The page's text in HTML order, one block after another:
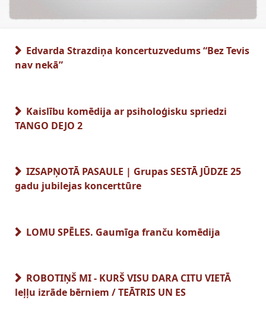
Edvarda Strazdiņa koncertuzvedums “Bez Tevis
nav nekā”
Kaislību komēdija ar psiholoģisku spriedzi
TANGO DEJO 2
IZSAPŅOTĀ PASAULE | Grupas SESTĀ JŪDZE 25
gadu jubilejas koncerttūre
LOMU SPĒLES. Gaumīga franču komēdija
ROBOTIŅŠ MI - KURŠ VISU DARA CITU VIETĀ
leļļu izrāde bērniem / TEĀTRIS UN ES